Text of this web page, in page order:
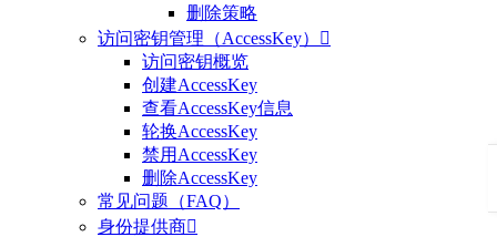
删除策略
访问密钥管理（AccessKey）

访问密钥概览
创建AccessKey
查看AccessKey信息
轮换AccessKey
禁用AccessKey
删除AccessKey
常见问题（FAQ）
身份提供商